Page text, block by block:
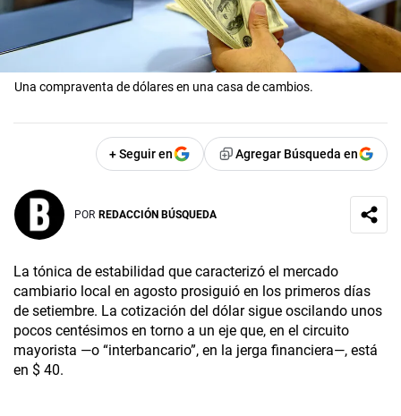
Una compraventa de dólares en una casa de cambios.
+ Seguir en Agregar Búsqueda en
POR REDACCIÓN BÚSQUEDA
La tónica de estabilidad que caracterizó el mercado
cambiario local en agosto prosiguió en los primeros días
de setiembre. La cotización del dólar sigue oscilando unos
pocos centésimos en torno a un eje que, en el circuito
mayorista —o “interbancario”, en la jerga financiera—, está
en $ 40.